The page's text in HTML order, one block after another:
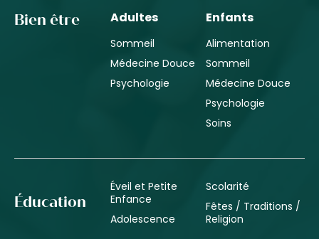
Bien être Adultes
Sommeil
Médecine Douce
Psychologie
Enfants
Alimentation
Sommeil
Médecine Douce
Psychologie
Soins
Éducation
Éveil et Petite
Enfance
Adolescence
Scolarité
Fêtes / Traditions /
Religion